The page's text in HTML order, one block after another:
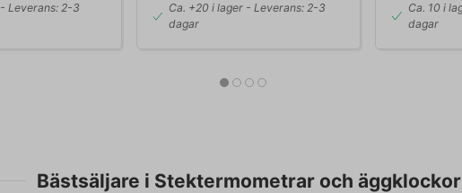
- Leverans: 2-3
Ca. +20 i lager- Leverans: 2-3
dagar
Ca. 10 i
dagar
Bästsäljare i Stektermometrar och äggklockor